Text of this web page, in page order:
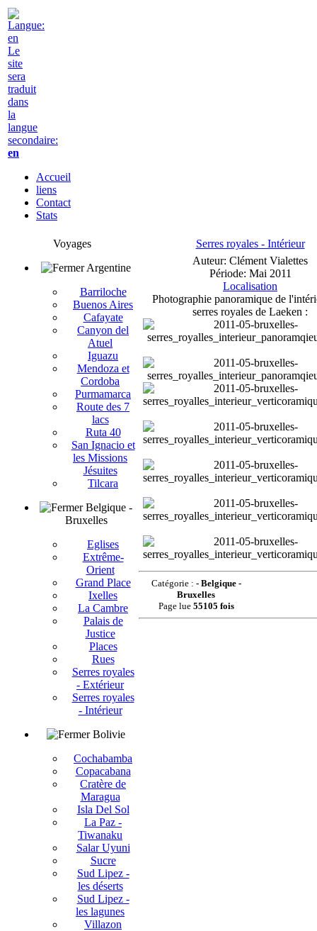
Le
site
sera
traduit
dans
la
langue
secondaire:
en
Accueil
liens
Contact
Stats
Voyages
Argentine
Barriloche
Buenos Aires
Cafayate
Canyon del
Atuel
Iguazu
Mendoza et
Cordoba
Purmamarca
Route des 7
lacs
Ruta 40
San Ignacio et
les Missions
Jésuites
Tilcara
Belgique -
Bruxelles
Eglises
Extrême-
Orient
Grand Place
Ixelles
La Cambre
Palais de
Justice
Places
Rues
Serres royales
- Extérieur
Serres royales
- Intérieur
Bolivie
Cochabamba
Copacabana
Cratère de
Maragua
Isla Del Sol
La Paz -
Tiwanaku
Salar Uyuni
Sucre
Sud Lipez -
les déserts
Sud Lipez -
les lagunes
Villazon
Serres royales - Intérieur
Auteur: Clément Vialettes
Période: Mai 2011
Localisation
Photographie panoramique de
serres royales de Laeken :
Catégorie : - Belgique -
Bruxelles
Page lue 55105 fois